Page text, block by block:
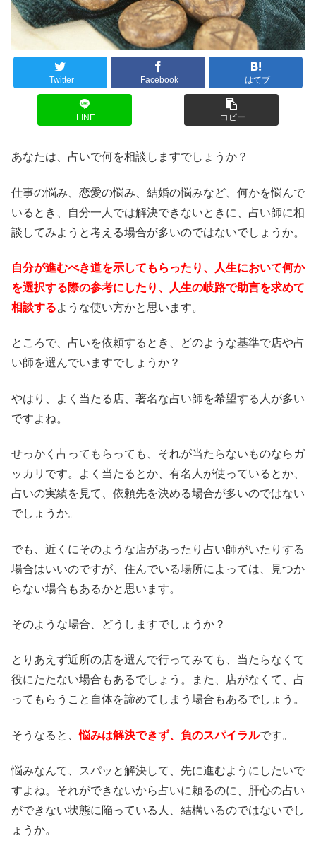
Twitter Facebook はてブ
LINE コピー
あなたは、占いで何を相談しますでしょうか？
仕事の悩み、恋愛の悩み、結婚の悩みなど、何かを悩んで
いるとき、自分一人では解決できないときに、占い師に相
談してみようと考える場合が多いのではないでしょうか。
自分が進むべき道を示してもらったり、人生において何か
を選択する際の参考にしたり、人生の岐路で助言を求めて
相談するような使い方かと思います。
ところで、占いを依頼するとき、どのような基準で店や占
い師を選んでいますでしょうか？
やはり、よく当たる店、著名な占い師を希望する人が多い
ですよね。
せっかく占ってもらっても、それが当たらないものならガ
ッカリです。よく当たるとか、有名人が使っているとか、
占いの実績を見て、依頼先を決める場合が多いのではない
でしょうか。
でも、近くにそのような店があったり占い師がいたりする
場合はいいのですが、住んでいる場所によっては、見つか
らない場合もあるかと思います。
そのような場合、どうしますでしょうか？
とりあえず近所の店を選んで行ってみても、当たらなくて
役にたたない場合もあるでしょう。また、店がなくて、占
ってもらうこと自体を諦めてしまう場合もあるでしょう。
そうなると、悩みは解決できず、負のスパイラルです。
悩みなんて、スパッと解決して、先に進むようにしたいで
すよね。それができないから占いに頼るのに、肝心の占い
ができない状態に陥っている人、結構いるのではないでし
ょうか。